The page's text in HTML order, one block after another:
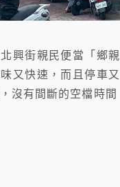
興街親民便當「鄉
又快速，而且停車
沒有間斷的空檔時